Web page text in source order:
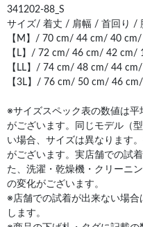
341202-88_S
サイズ/ 着丈 / 肩幅 / 首回り /
【M】/ 70 cm/ 44 cm/ 40
【L】/ 72 cm/ 46 cm/ 42
【LL】/ 74 cm/ 48 cm/ 44
【3L】/ 76 cm/ 50 cm/ 46
※サイズスペック表の数値は
がございます。同じモデル（
い場合、サイズは異なります
がございます。実店舗での試
た、洗濯・乾燥機・クリーニ
の変化がございます。
※店舗での試着が出来ない場
します。